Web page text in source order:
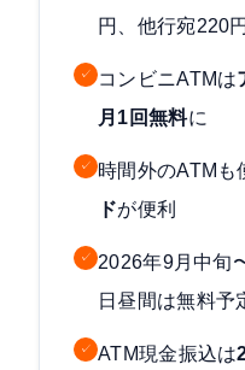
円、他行宛220円
✓ コンビニATMは
月1回無料に
✓ 時間外のATMも
ドが便利
✓ 2026年9月中旬
日昼間は無料予
✓ ATM現金振込は